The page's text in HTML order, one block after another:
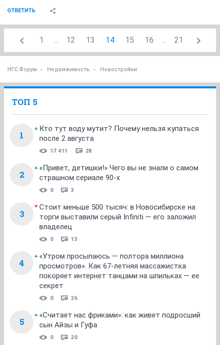
ОТВЕТИТЬ
1 ... 12 13 14 15 16 ... 21
НГС.Форум Недвижимость Новостройки
ТОП 5
1
Кто тут воду мутит? Почему нельзя купаться
после 2 августа
17 411 28
2
«Привет, детишки!» Чего вы не знали о самом
страшном сериале 90-х
0 3
3
Стоит меньше 500 тысяч: в Новосибирске на
торги выставили серый Infiniti — его заложил
владелец
0 13
4
«Утром просыпаюсь — полтора миллиона
просмотров». Как 67-летняя массажистка
покоряет интернет танцами на шпильках — ее
секрет
0 26
5
«Считает нас фриками»: как живет подросший
сын Айзы и Гуфа
0 20